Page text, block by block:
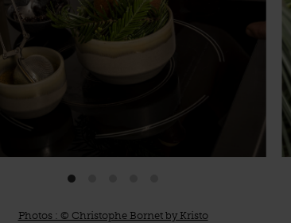
Photos : © Christophe Bornet by Kristo